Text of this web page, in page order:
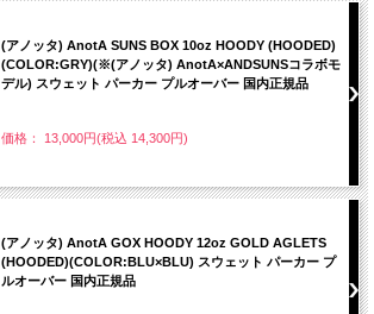
(アノッタ) AnotA SUNS BOX 10oz HOODY (HOODED)
(COLOR:GRY)(※(アノッタ) AnotA×ANDSUNSコラボモ
デル) スウェット パーカー プルオーバー 国内正規品
価格： 13,000円(税込 14,300円)
(アノッタ) AnotA GOX HOODY 12oz GOLD AGLETS
(HOODED)(COLOR:BLU×BLU) スウェット パーカー プ
ルオーバー 国内正規品